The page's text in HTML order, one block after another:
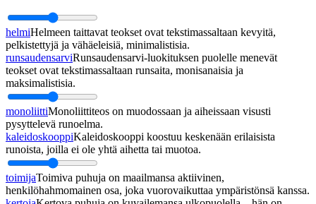
helmiHelmeen taittavat teokset ovat tekstimassaltaan kevyitä,
pelkistettyjä ja vähäeleisiä, minimalistisia.
runsaudensarviRunsaudensarvi-luokituksen puolelle menevät
teokset ovat tekstimassaltaan runsaita, monisanaisia ja
maksimalistisia.
monoliittiMonoliittiteos on muodossaan ja aiheissaan visusti
pysyttelevä runoelma.
kaleidoskooppiKaleidoskooppi koostuu keskenään erilaisista
runoista, joilla ei ole yhtä aihetta tai muotoa.
toimijaToimiva puhuja on maailmansa aktiivinen,
henkilöhahmomainen osa, joka vuorovaikuttaa ympäristönsä kanssa.